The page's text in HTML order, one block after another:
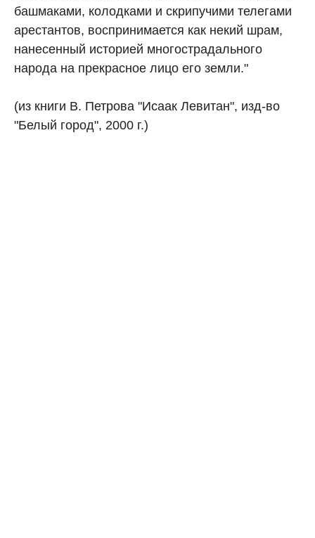
башмаками, колодками и скрипучими телегами
арестантов, воспринимается как некий шрам,
нанесенный историей многострадального
народа на прекрасное лицо его земли."
(из книги В. Петрова "Исаак Левитан", изд-во
"Белый город", 2000 г.)